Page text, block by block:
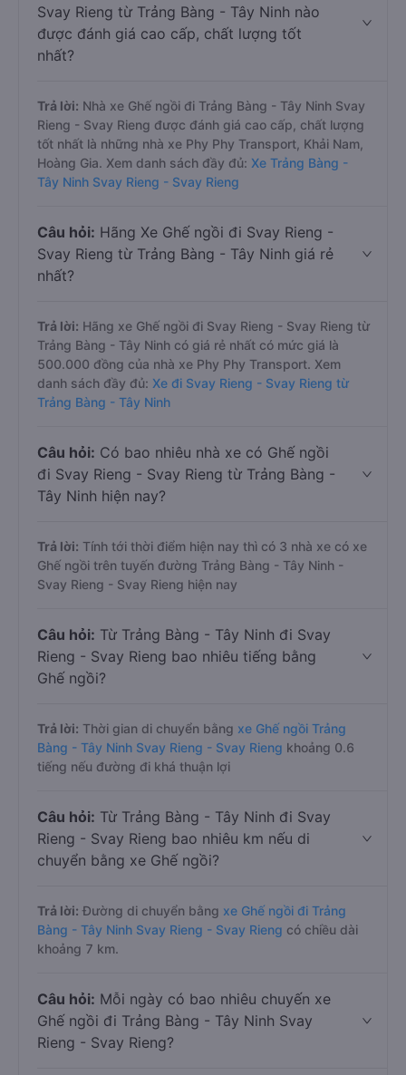
Svay Rieng từ Trảng Bàng - Tây Ninh nào
được đánh giá cao cấp, chất lượng tốt
nhất?
Trả lời: Nhà xe Ghế ngồi đi Trảng Bàng - Tây Ninh Svay
Rieng - Svay Rieng được đánh giá cao cấp, chất lượng
tốt nhất là những nhà xe Phy Phy Transport, Khải Nam,
Hoàng Gia. Xem danh sách đầy đủ: Xe Trảng Bàng -
Tây Ninh Svay Rieng - Svay Rieng
Câu hỏi: Hãng Xe Ghế ngồi đi Svay Rieng -
Svay Rieng từ Trảng Bàng - Tây Ninh giá rẻ
nhất?
Trả lời: Hãng xe Ghế ngồi đi Svay Rieng - Svay Rieng từ
Trảng Bàng - Tây Ninh có giá rẻ nhất có mức giá là
500.000 đồng của nhà xe Phy Phy Transport. Xem
danh sách đầy đủ: Xe đi Svay Rieng - Svay Rieng từ
Trảng Bàng - Tây Ninh
Câu hỏi: Có bao nhiêu nhà xe có Ghế ngồi
đi Svay Rieng - Svay Rieng từ Trảng Bàng -
Tây Ninh hiện nay?
Trả lời: Tính tới thời điểm hiện nay thì có 3 nhà xe có xe
Ghế ngồi trên tuyến đường Trảng Bàng - Tây Ninh -
Svay Rieng - Svay Rieng hiện nay
Câu hỏi: Từ Trảng Bàng - Tây Ninh đi Svay
Rieng - Svay Rieng bao nhiêu tiếng bằng
Ghế ngồi?
Trả lời: Thời gian di chuyển bằng xe Ghế ngồi Trảng
Bàng - Tây Ninh Svay Rieng - Svay Rieng khoảng 0.6
tiếng nếu đường đi khá thuận lợi
Câu hỏi: Từ Trảng Bàng - Tây Ninh đi Svay
Rieng - Svay Rieng bao nhiêu km nếu di
chuyển bằng xe Ghế ngồi?
Trả lời: Đường di chuyển bằng xe Ghế ngồi đi Trảng
Bàng - Tây Ninh Svay Rieng - Svay Rieng có chiều dài
khoảng 7 km.
Câu hỏi: Mỗi ngày có bao nhiêu chuyến xe
Ghế ngồi đi Trảng Bàng - Tây Ninh Svay
Rieng - Svay Rieng?